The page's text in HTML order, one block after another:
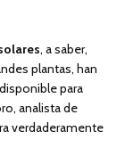
, a saber,
plantas, han
para
analista de
verdaderamente